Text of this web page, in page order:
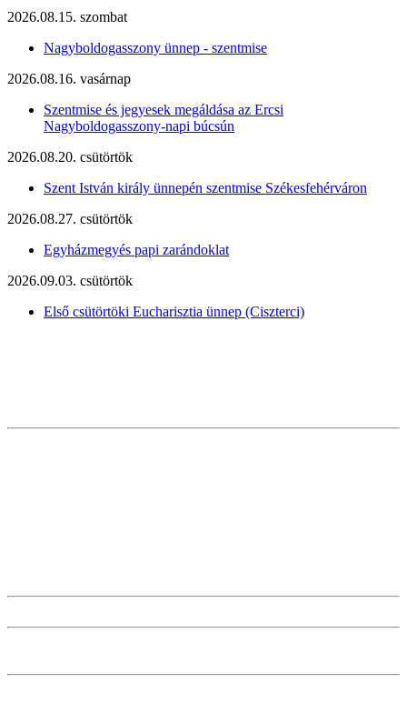
2026.08.15. szombat
Nagyboldogasszony ünnep - szentmise
2026.08.16. vasárnap
Szentmise és jegyesek megáldása az Ercsi
Nagyboldogasszony-napi búcsún
2026.08.20. csütörtök
Szent István király ünnepén szentmise Székesfehérváron
2026.08.27. csütörtök
Egyházmegyés papi zarándoklat
2026.09.03. csütörtök
Első csütörtöki Eucharisztia ünnep (Ciszterci)